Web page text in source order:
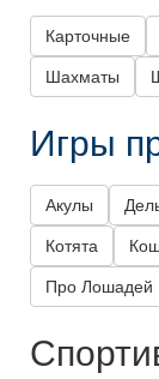
Карточные
Шахматы
Игры
Акулы
Котята
Про Лошадей